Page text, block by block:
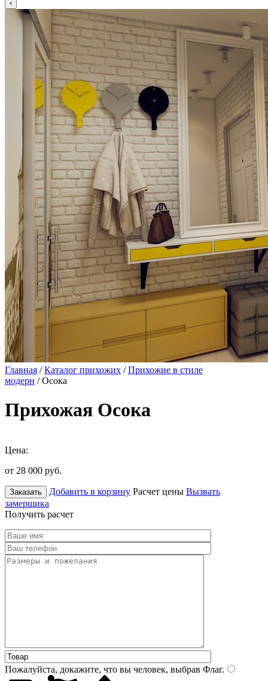
Главная /Каталог прихожих /Прихожие в стиле
модерн / Осока
Прихожая Осока
Цена:
от 28 000 руб.
Заказать Добавить в корзину Расчет цены Вызвать
замерщика
Получить расчет
Пожалуйста, докажите, что вы человек, выбрав Флаг.